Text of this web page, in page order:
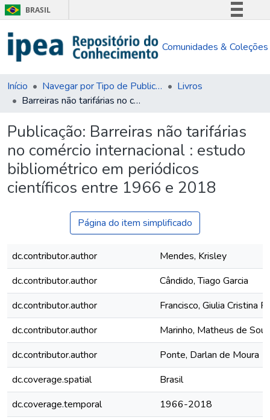
BRASIL
Comunica BR
Acesso à informação
Comunidades & Coleções
Início Navegar por Tipo de Publicação
Livros
Barreiras não tarifárias no comércio internacional : estudo bibliométrico em periódicos científicos entre 1966 e 2018
Publicação: Barreiras não tarifárias
no comércio internacional : estudo
bibliométrico em periódicos
científicos entre 1966 e 2018
Página do item simplificado
dc.contributor.author
Mendes, Krisley
dc.contributor.author
Cândido, Tiago Garcia
dc.contributor.author
Francisco, Giulia Cristina
dc.contributor.author
Marinho, Matheus de
dc.contributor.author
Ponte, Darlan de Moura
dc.coverage.spatial
Brasil
dc.coverage.temporal
1966-2018